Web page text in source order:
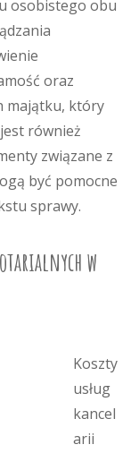
osobistego obu
oraz
majątku, który
również
związane z
być pomocne
sprawy.
w
Koszty
usług
kancel
arii